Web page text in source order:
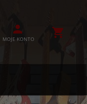
MOJE KONTO